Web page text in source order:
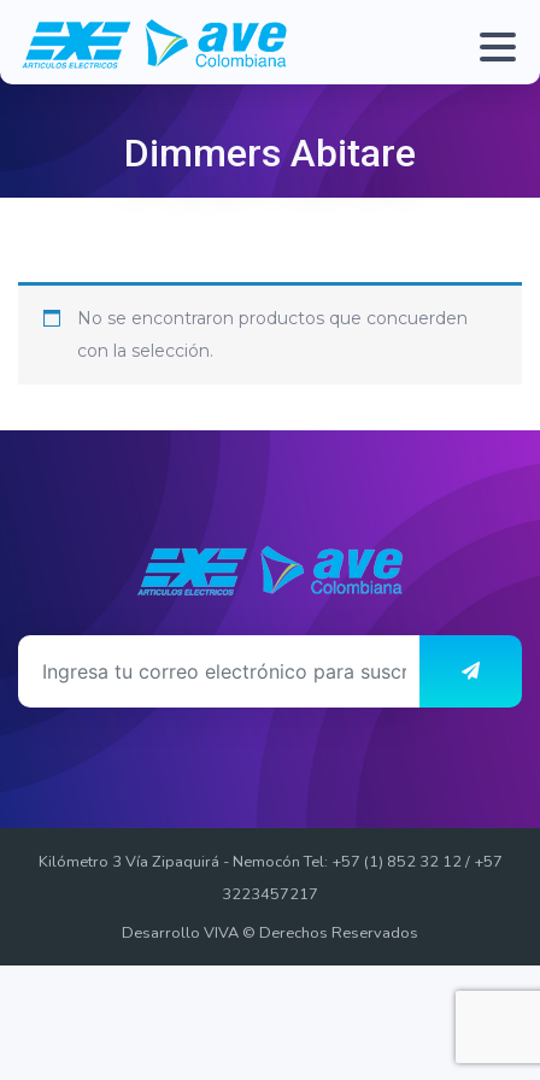
Dimmers Abitare
No se encontraron productos que concuerden
con la selección.
Kilómetro 3 Vía Zipaquirá - Nemocón Tel: +57 (1) 852 32 12 / +57
3223457217
Desarrollo VIVA © Derechos Reservados